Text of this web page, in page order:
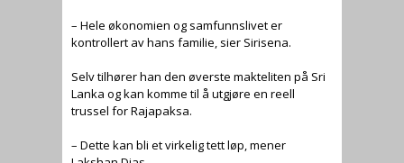
– Hele økonomien og samfunnslivet er
kontrollert av hans familie, sier Sirisena.
Selv tilhører han den øverste makteliten på Sri
Lanka og kan komme til å utgjøre en reell
trussel for Rajapaksa.
– Dette kan bli et virkelig tett løp, mener